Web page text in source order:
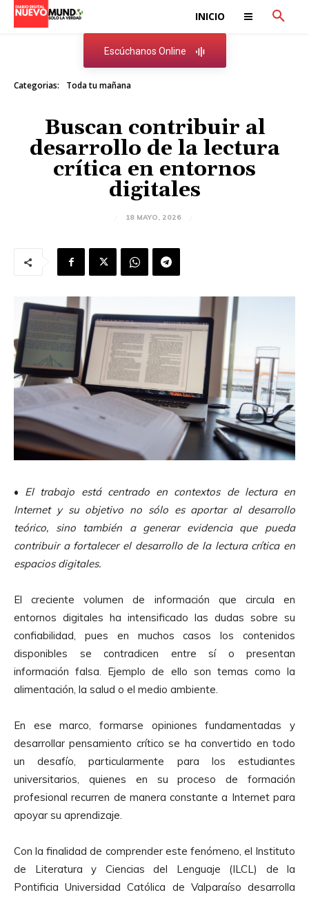
INICIO
Escúchanos Online
Categorias: Toda tu mañana
Buscan contribuir al
desarrollo de la lectura
crítica en entornos
digitales
18 MAYO, 2026
• El trabajo está centrado en contextos de lectura en
Internet y su objetivo no sólo es aportar al desarrollo
teórico, sino también a generar evidencia que pueda
contribuir a fortalecer el desarrollo de la lectura crítica en
espacios digitales.
El creciente volumen de información que circula en
entornos digitales ha intensificado las dudas sobre su
confiabilidad, pues en muchos casos los contenidos
disponibles se contradicen entre sí o presentan
información falsa. Ejemplo de ello son temas como la
alimentación, la salud o el medio ambiente.
En ese marco, formarse opiniones fundamentadas y
desarrollar pensamiento crítico se ha convertido en todo
un desafío, particularmente para los estudiantes
universitarios, quienes en su proceso de formación
profesional recurren de manera constante a Internet para
apoyar su aprendizaje.
Con la finalidad de comprender este fenómeno, el Instituto
de Literatura y Ciencias del Lenguaje (ILCL) de la
Pontificia Universidad Católica de Valparaíso desarrolla